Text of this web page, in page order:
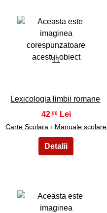
11
Lexicologia limbii romane
42 ,00
Carte Scolara › Manuale scolare